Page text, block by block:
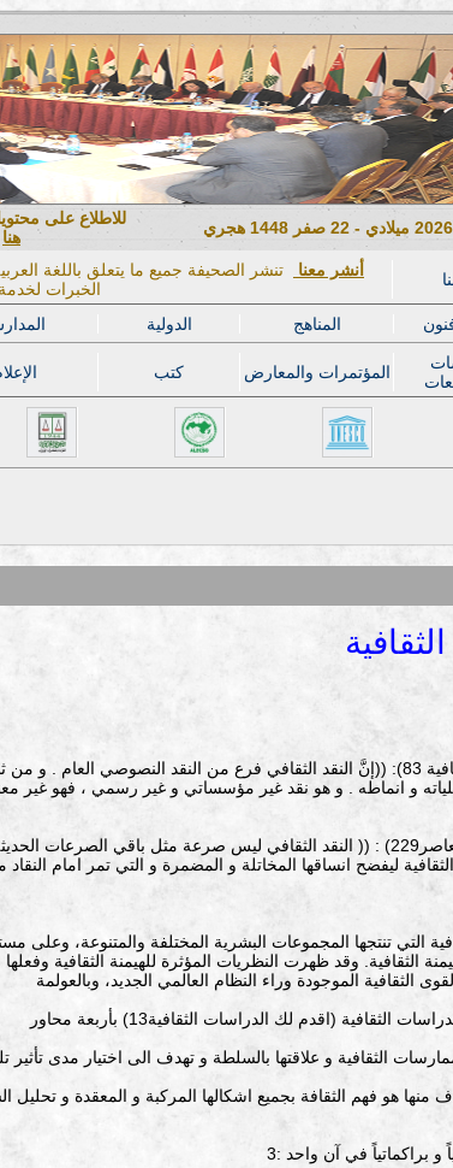
للاطلاع على
هنا
أنشر معنا
تنشر الصحيفة جميع ما يتعلق باللغة
الخبرات لخدمة
الدولية المناهج
كتب المؤتمرات والمعارض
يقول الغذامي (النقد الثقافي قراءة في الانساق الثقافية 83): ((إنَّ النقد الثقافي فرع من
و انماطه . و هو نقد غير مؤسساتي و غير رسمي ، فهو غير
و يضيف بسام قطوس (المدخل الى مناهج النقد المعاصر229) : (( النقد الثقافي ليس
ليفضح انساقها المخاتلة و المضمرة و التي تمر امام
التي تنتجها المجموعات البشرية المختلفة والمتنوعة، وعلى
الثقافية. وقد ظهرت النظريات المؤثرة للهيمنة الثقافية